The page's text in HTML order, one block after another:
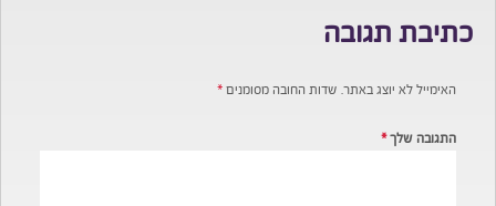
כתיבת תגובה
האימייל לא יוצג באתר. שדות החובה מסומנים*
התגובה שלך*